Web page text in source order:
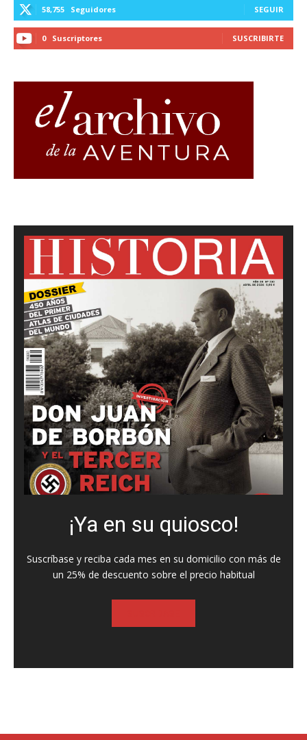
58,755 Seguidores SEGUIR
0 Suscriptores SUSCRIBIRTE
¡Ya en su quiosco!
Suscríbase y reciba cada mes en su domicilio con más de
un 25% de descuento sobre el precio habitual